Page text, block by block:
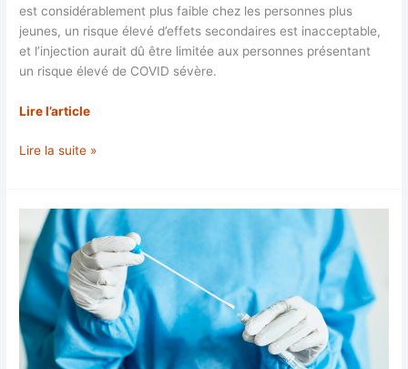
est considérablement plus faible chez les personnes plus
jeunes, un risque élevé d’effets secondaires est inacceptable,
et l’injection aurait dû être limitée aux personnes présentant
un risque élevé de COVID sévère.
Lire l’article
La
Pfizer
savaient
que
l’injection
COVID
provoquait
une
immunosuppression
Lire la suite »